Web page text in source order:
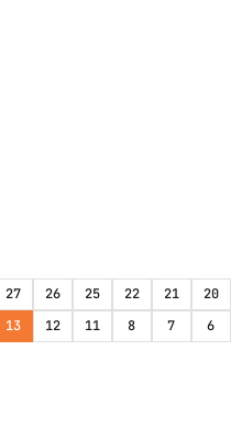
27 26 25 22 21 20
13 12 11 8 7 6